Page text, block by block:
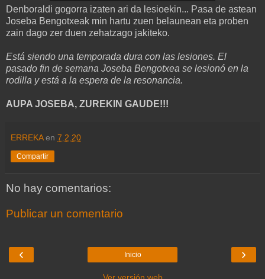
Denboraldi gogorra izaten ari da lesioekin... Pasa de astean
Joseba Bengotxeak min hartu zuen belaunean eta proben
zain dago zer duen zehatzago jakiteko.
Está siendo una temporada dura con las lesiones. El
pasado fin de semana Joseba Bengotxea se lesionó en la
rodilla y está a la espera de la resonancia.
AUPA JOSEBA, ZUREKIN GAUDE!!!
ERREKA en 7.2.20
Compartir
No hay comentarios:
Publicar un comentario
‹ ›
Inicio
Ver versión web